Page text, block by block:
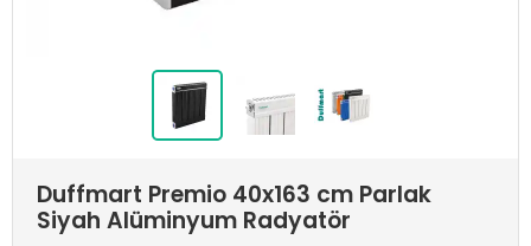
Duffmart Premio 40x163 cm Parlak
Siyah Alüminyum Radyatör